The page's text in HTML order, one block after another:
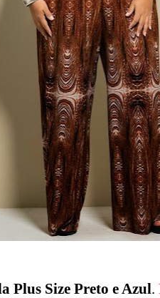
Plus Size Preto e Azul.